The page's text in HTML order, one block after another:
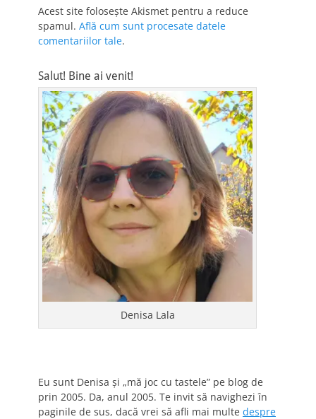
Acest site folosește Akismet pentru a reduce
spamul. Află cum sunt procesate datele
comentariilor tale.
Salut! Bine ai venit!
Denisa Lala
Eu sunt Denisa și „mă joc cu tastele” pe blog de
prin 2005. Da, anul 2005. Te invit să navighezi în
paginile de sus, dacă vrei să afli mai multe despre